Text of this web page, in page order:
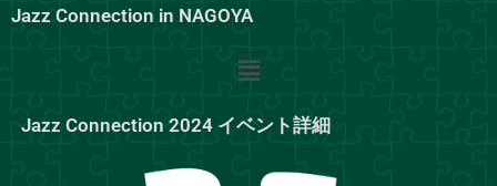
Jazz Connection in NAGOYA
メ
ニ
ュ
ー
Jazz Connection 2024 イベント詳細